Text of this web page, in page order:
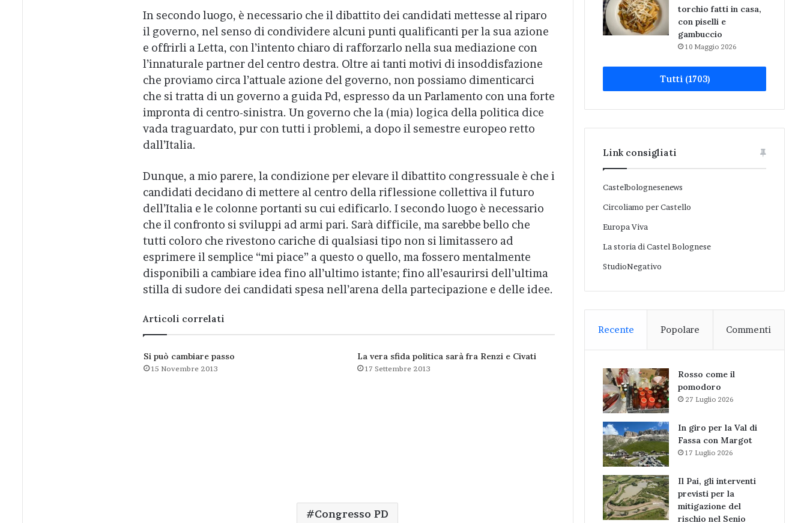
In secondo luogo, è necessario che il dibattito dei candidati mettesse al riparo
il governo, nel senso di condividere alcuni punti qualificanti per la sua azione
e offrirli a Letta, con l’intento chiaro di rafforzarlo nella sua mediazione con
l’innaturale partner del centro destra. Oltre ai tanti motivi di insoddisfazione
che proviamo circa l’attuale azione del governo, non possiamo dimenticarci
che si tratta di un governo a guida Pd, espresso da un Parlamento con una forte
impronta di centro-sinistra. Un governo che la (mia) logica della politica dice
vada traguardato, pur con tutti i problemi, a dopo il semestre europeo retto
dall’Italia.
Dunque, a mio parere, la condizione per elevare il dibattito congressuale è che i
candidati decidano di mettere al centro della riflessione collettiva il futuro
dell’Italia e le colonne portanti su cui edificarlo. I secondo luogo è necessario
che il confronto si sviluppi ad armi pari. Sarà difficile, ma sarebbe bello che
tutti coloro che rivestono cariche di qualsiasi tipo non si limitassero ad
esprimere il semplice “mi piace” a questo o quello, ma fossero mentalmente
disponibili a cambiare idea fino all’ultimo istante; fino all’esaurirsi dell’ultima
stilla di sudore dei candidati spesa nell’arena della partecipazione e delle idee.
Articoli correlati
Si può cambiare passo
15 Novembre 2013
La vera sfida politica sarà fra Renzi e Civati
17 Settembre 2013
Congresso PD
torchio fatti in casa,
con piselli e
gambuccio
10 Maggio 2026
Tutti (1703)
Link consigliati
Castelbolognesenews
Circoliamo per Castello
Europa Viva
La storia di Castel Bolognese
StudioNegativo
Recente Popolare Commenti
Rosso come il
pomodoro
27 Luglio 2026
In giro per la Val di
Fassa con Margot
17 Luglio 2026
Il Pai, gli interventi
previsti per la
mitigazione del
rischio nel Senio